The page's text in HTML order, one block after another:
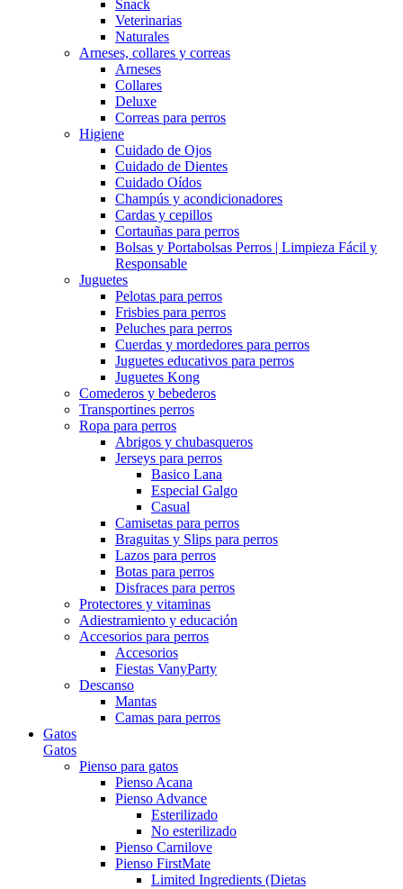
Snack
Veterinarias
Naturales
Arneses, collares y correas
Arneses
Collares
Deluxe
Correas para perros
Higiene
Cuidado de Ojos
Cuidado de Dientes
Cuidado Oídos
Champús y acondicionadores
Cardas y cepillos
Cortauñas para perros
Bolsas y Portabolsas Perros | Limpieza Fácil y
Responsable
Juguetes
Pelotas para perros
Frisbies para perros
Peluches para perros
Cuerdas y mordedores para perros
Juguetes educativos para perros
Juguetes Kong
Comederos y bebederos
Transportines perros
Ropa para perros
Abrigos y chubasqueros
Jerseys para perros
Basico Lana
Especial Galgo
Casual
Camisetas para perros
Braguitas y Slips para perros
Lazos para perros
Botas para perros
Disfraces para perros
Protectores y vitaminas
Adiestramiento y educación
Accesorios para perros
Accesorios
Fiestas VanyParty
Descanso
Mantas
Camas para perros
Gatos
Gatos
Pienso para gatos
Pienso Acana
Pienso Advance
Esterilizado
No esterilizado
Pienso Carnilove
Pienso FirstMate
Limited Ingredients (Dietas